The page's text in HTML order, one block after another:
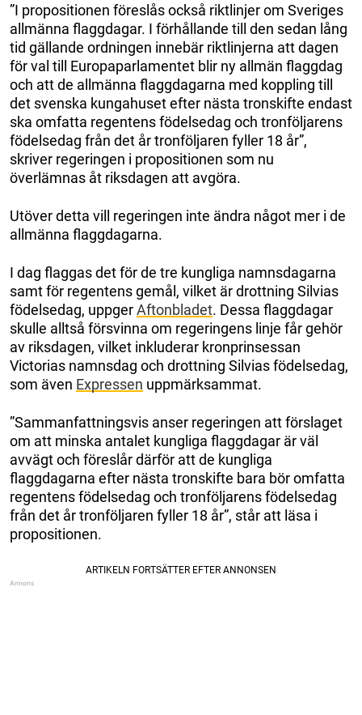
”I propositionen föreslås också riktlinjer om Sveriges
allmänna flaggdagar. I förhållande till den sedan lång
tid gällande ordningen innebär riktlinjerna att dagen
för val till Europaparlamentet blir ny allmän flaggdag
och att de allmänna flaggdagarna med koppling till
det svenska kungahuset efter nästa tronskifte endast
ska omfatta regentens födelsedag och tronföljarens
födelsedag från det år tronföljaren fyller 18 år”,
skriver regeringen i propositionen som nu
överlämnas åt riksdagen att avgöra.
Utöver detta vill regeringen inte ändra något mer i de
allmänna flaggdagarna.
I dag flaggas det för de tre kungliga namnsdagarna
samt för regentens gemål, vilket är drottning Silvias
födelsedag, uppgerAftonbladet. Dessa flaggdagar
skulle alltså försvinna om regeringens linje får gehör
av riksdagen, vilket inkluderar kronprinsessan
Victorias namnsdag och drottning Silvias födelsedag,
som även Expressen uppmärksammat.
”Sammanfattningsvis anser regeringen att förslaget
om att minska antalet kungliga flaggdagar är väl
avvägt och föreslår därför att de kungliga
flaggdagarna efter nästa tronskifte bara bör omfatta
regentens födelsedag och tronföljarens födelsedag
från det år tronföljaren fyller 18 år”, står att läsa i
propositionen.